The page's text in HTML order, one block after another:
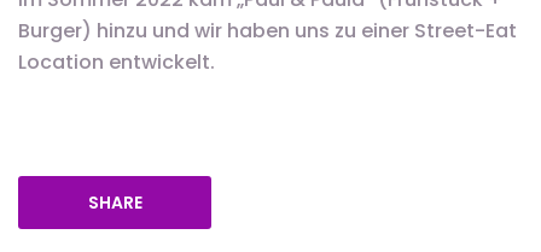
Burger) hinzu und wir haben uns zu einer Street-Eat
Location entwickelt.
SHARE